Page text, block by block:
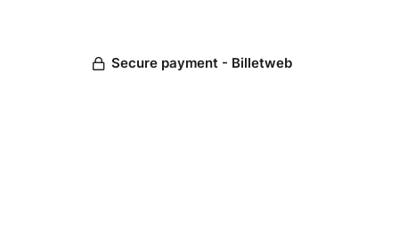
Secure payment - Billetweb